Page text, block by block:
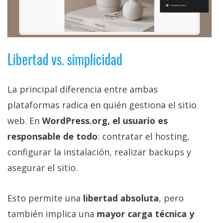
Libertad vs. simplicidad
La principal diferencia entre ambas
plataformas radica en quién gestiona el sitio
web. En WordPress.org, el usuario es
responsable de todo: contratar el hosting,
configurar la instalación, realizar backups y
asegurar el sitio.
Esto permite una libertad absoluta, pero
también implica una mayor carga técnica y